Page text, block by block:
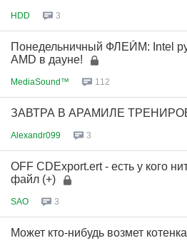
HDD 3
Понедельничный ФЛЕЙМ: Intel
AMD в дауне!
MediaSound™ 112
ЗАВТРА В АРАМИЛЕ
Alexandr099 3
OFF CDExport.ert - есть у кого
файл (+)
SAO 3
Может кто-нибудь возмет